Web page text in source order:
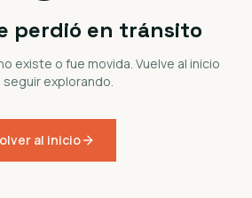
perdió en tránsito
existe o fue movida. Vuelve al inicio
seguir explorando.
al inicio